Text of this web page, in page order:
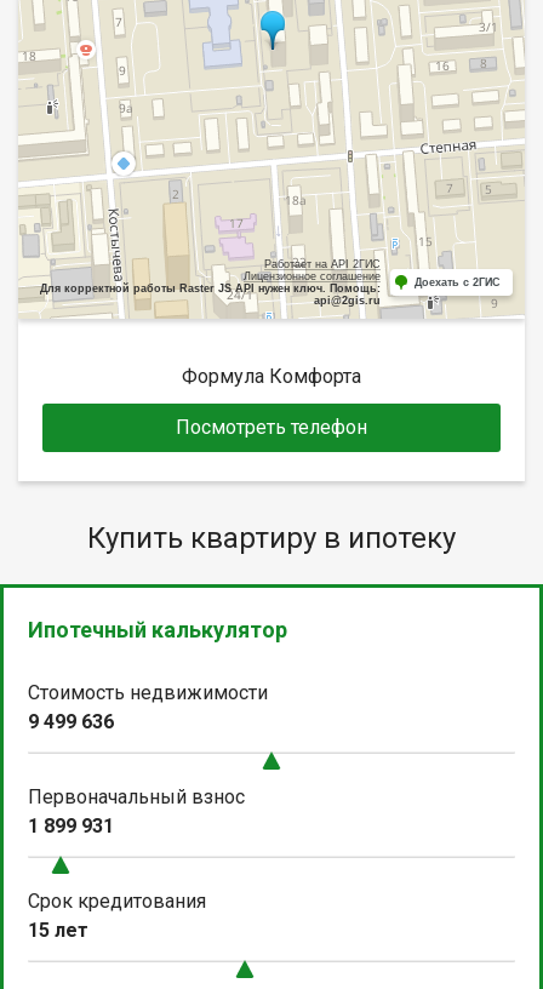
Работает на API 2ГИС
Лицензионное соглашение
Для корректной работы Raster JS API нужен ключ. Помощь:
api@2gis.ru
Доехать с 2ГИС
Формула Комфорта
Посмотреть телефон
Купить квартиру в ипотеку
Ипотечный калькулятор
Стоимость недвижимости
9 499 636
Первоначальный взнос
1 899 931
Срок кредитования
15 лет